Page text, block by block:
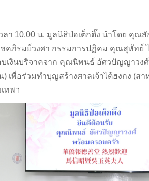
า 10.00 น. มูลนิธิป่อเต็กตึ๊ง นำโดย คุณสั
คภิรมย์วงศา กรรมการปฏิคม คุณสุหัทย์
เงินบริจาคจาก คุณนิพนธ์ อัศวปัญญาวง
เพื่อร่วมทำบุญสร้างศาลเจ้าไต้ฮงกง (ส
ทพฯ